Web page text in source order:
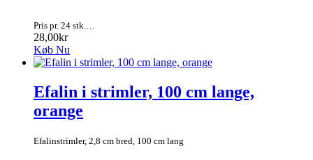
Pris pr. 24 stk.…
28,00kr
Køb Nu
Efalin i strimler, 100 cm lange,
orange
Efalinstrimler, 2,8 cm bred, 100 cm lang